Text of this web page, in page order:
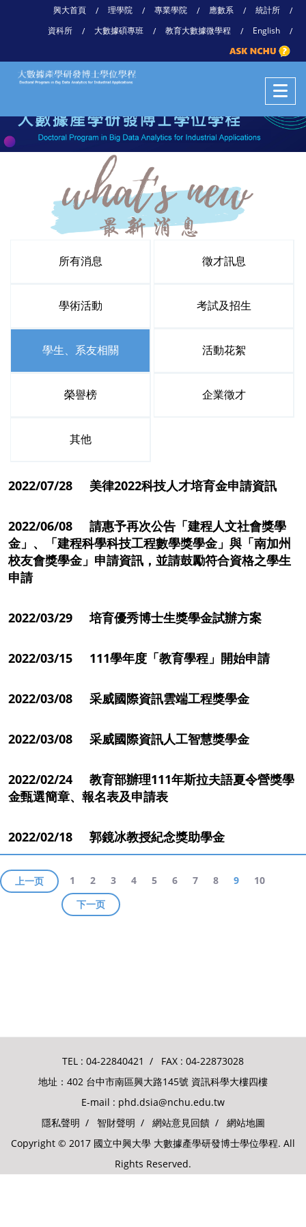
興大首頁 / 理學院 / 專業學院 / 應數系 / 統計所
/
資科所
/ 大數據碩專班 / 教育大數據微學程 / English /
所有消息 徵才訊息
學術活動 考試及招生
學生、系友相關 活動花絮
榮譽榜 企業徵才
其他
2022/07/28 美律2022科技人才培育金申請資訊
2022/06/08 請惠予再次公告「建程人文社會獎學
金」、「建程科學科技工程數學獎學金」與「南加州
校友會獎學金」申請資訊，並請鼓勵符合資格之學生
申請
2022/03/29 培育優秀博士生獎學金試辦方案
2022/03/15 111學年度「教育學程」開始申請
2022/03/08 采威國際資訊雲端工程獎學金
2022/03/08 采威國際資訊人工智慧獎學金
2022/02/24 教育部辦理111年斯拉夫語夏令營獎學
金甄選簡章、報名表及申請表
2022/02/18 郭鏡冰教授紀念獎助學金
上一页 1 2 3 4 5 6 7 8 9
10
下一页
TEL : 04-22840421 / FAX : 04-22873028
地址：402 台中市南區興大路145號 資訊科學大樓四樓
E-mail : phd.dsia@nchu.edu.tw
隱私聲明 / 智財聲明 / 網站意見回饋/ 網站地圖
Copyright © 2017 國立中興大學 大數據產學研發博士學位學程. All
Rights Reserved.